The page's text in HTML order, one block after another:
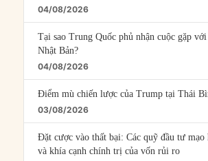
04/08/2026
Tại sao Trung Quốc phủ nhận cuộc gặp
Nhật Bản?
04/08/2026
Điểm mù chiến lược của Trump tại Thái
03/08/2026
Đặt cược vào thất bại: Các quỹ đầu tư mạo
và khía cạnh chính trị của vốn rủi ro